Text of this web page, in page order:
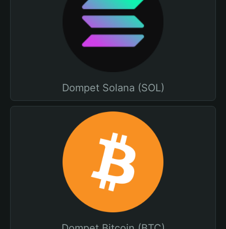
Dompet Solana (SOL)